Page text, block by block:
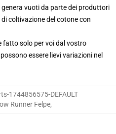
vuoti da parte dei produttori
coltivazione del cotone con
fatto solo per voi dal vostro
essere lievi variazioni nel
1744856575-DEFAULT
Runner Felpe,